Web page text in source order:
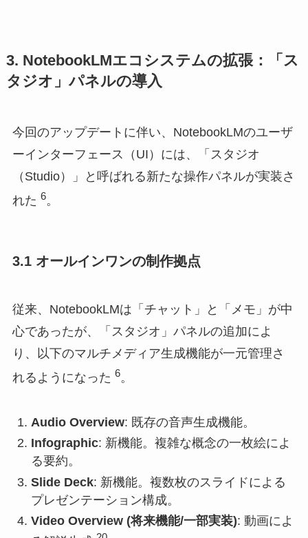
3. NotebookLMエコシステムの拡張：「ス
タジオ」パネルの導入
今回のアップデートに伴い、NotebookLMのユーザ
ーインターフェース（UI）には、「スタジオ
（Studio）」と呼ばれる新たな操作パネルが実装さ
れた 6。
3.1 オールインワンの制作拠点
従来、NotebookLMは「チャット」と「メモ」が中
心であったが、「スタジオ」パネルの追加によ
り、以下のマルチメディア生成機能が一元管理さ
れるようになった 6。
Audio Overview: 既存の音声生成機能。
Infographic: 新機能。複雑な概念の一枚絵によ
る要約。
Slide Deck: 新機能。複数枚のスライドによる
プレゼンテーション構成。
Video Overview (将来機能/一部実装): 動画によ